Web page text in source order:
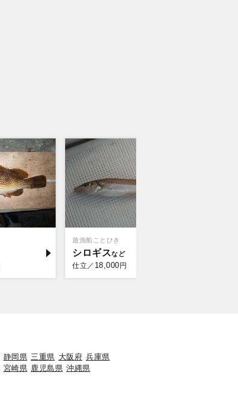
遊漁船ことひき
シロギス
仕立／ 18,000 円
静岡県 三重県 大阪府 兵庫県
宮崎県 鹿児島県 沖縄県